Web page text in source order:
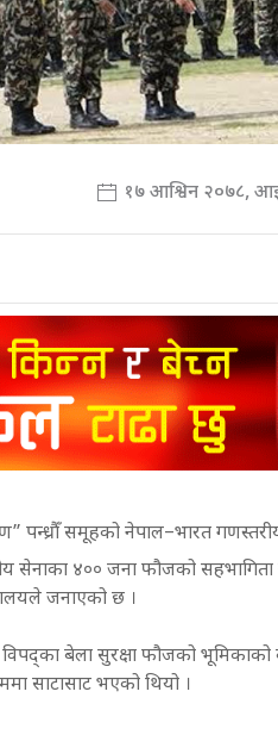
१७ आश्विन २०७८,
पन्ध्रौँ समूहको नेपाल–भारत
सेनाका ४०० जना फौजको
जनाएको छ ।
बेला सुरक्षा फौजको
साटासाट भएको थियो ।